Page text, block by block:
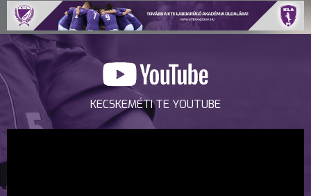
KECSKEMÉTI TE YOUTUBE